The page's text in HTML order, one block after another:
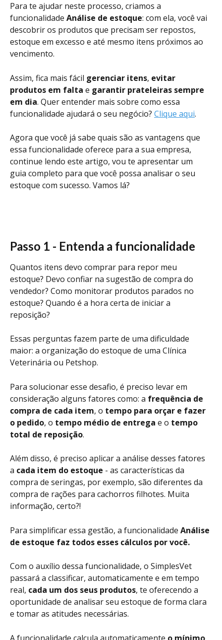
Para te ajudar neste processo, criamos a
funcionalidade Análise de estoque: com ela, você vai
descobrir os produtos que precisam ser repostos,
estoque em excesso e até mesmo itens próximos ao
vencimento.
Assim, fica mais fácil gerenciar itens, evitar
produtos em falta e garantir prateleiras sempre
em dia. Quer entender mais sobre como essa
funcionalidade ajudará o seu negócio? Clique aqui.
Agora que você já sabe quais são as vantagens que
essa funcionalidade oferece para a sua empresa,
continue lendo este artigo, vou te apresentar um
guia completo para que você possa analisar o seu
estoque com sucesso. Vamos lá?
Passo 1 - Entenda a funcionalidade
Quantos itens devo comprar para repor meu
estoque? Devo confiar na sugestão de compra do
vendedor? Como monitorar produtos parados no
estoque? Quando é a hora certa de iniciar a
reposição?
Essas perguntas fazem parte de uma dificuldade
maior: a organização do estoque de uma Clínica
Veterinária ou Petshop.
Para solucionar esse desafio, é preciso levar em
consideração alguns fatores como: a frequência de
compra de cada item, o tempo para orçar e fazer
o pedido, o tempo médio de entrega e o tempo
total de reposição.
Além disso, é preciso aplicar a análise desses fatores
a cada item do estoque - as características da
compra de seringas, por exemplo, são diferentes da
compra de rações para cachorros filhotes. Muita
informação, certo?!
Para simplificar essa gestão, a funcionalidade Análise
de estoque faz todos esses cálculos por você.
Com o auxílio dessa funcionalidade, o SimplesVet
passará a classificar, automaticamente e em tempo
real, cada um dos seus produtos, te oferecendo a
oportunidade de analisar seu estoque de forma clara
e tomar as atitudes necessárias.
A funcionalidade calcula automaticamente o mínimo